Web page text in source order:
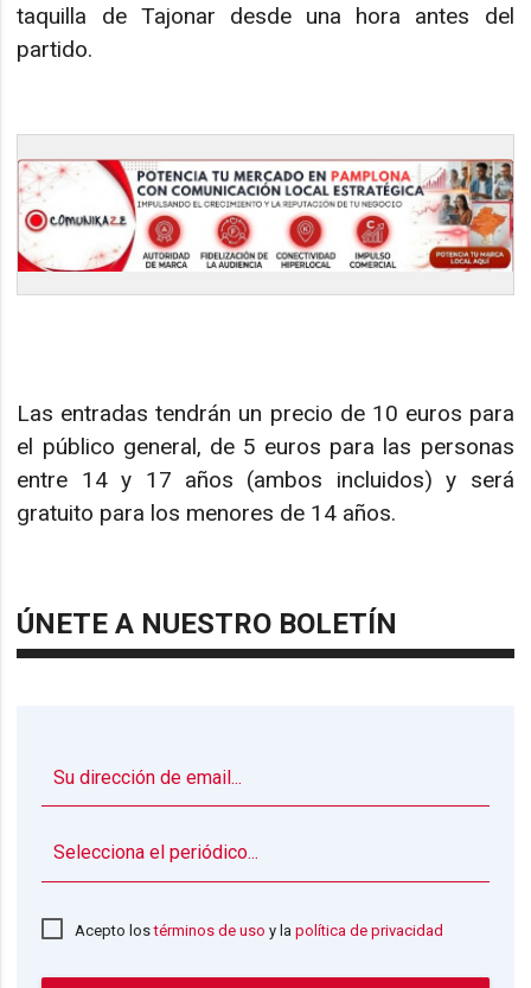
taquilla de Tajonar desde una hora antes del
partido.
Las entradas tendrán un precio de 10 euros para
el público general, de 5 euros para las personas
entre 14 y 17 años (ambos incluidos) y será
gratuito para los menores de 14 años.
ÚNETE A NUESTRO BOLETÍN
Acepto lostérminos de uso y lapolítica de privacidad